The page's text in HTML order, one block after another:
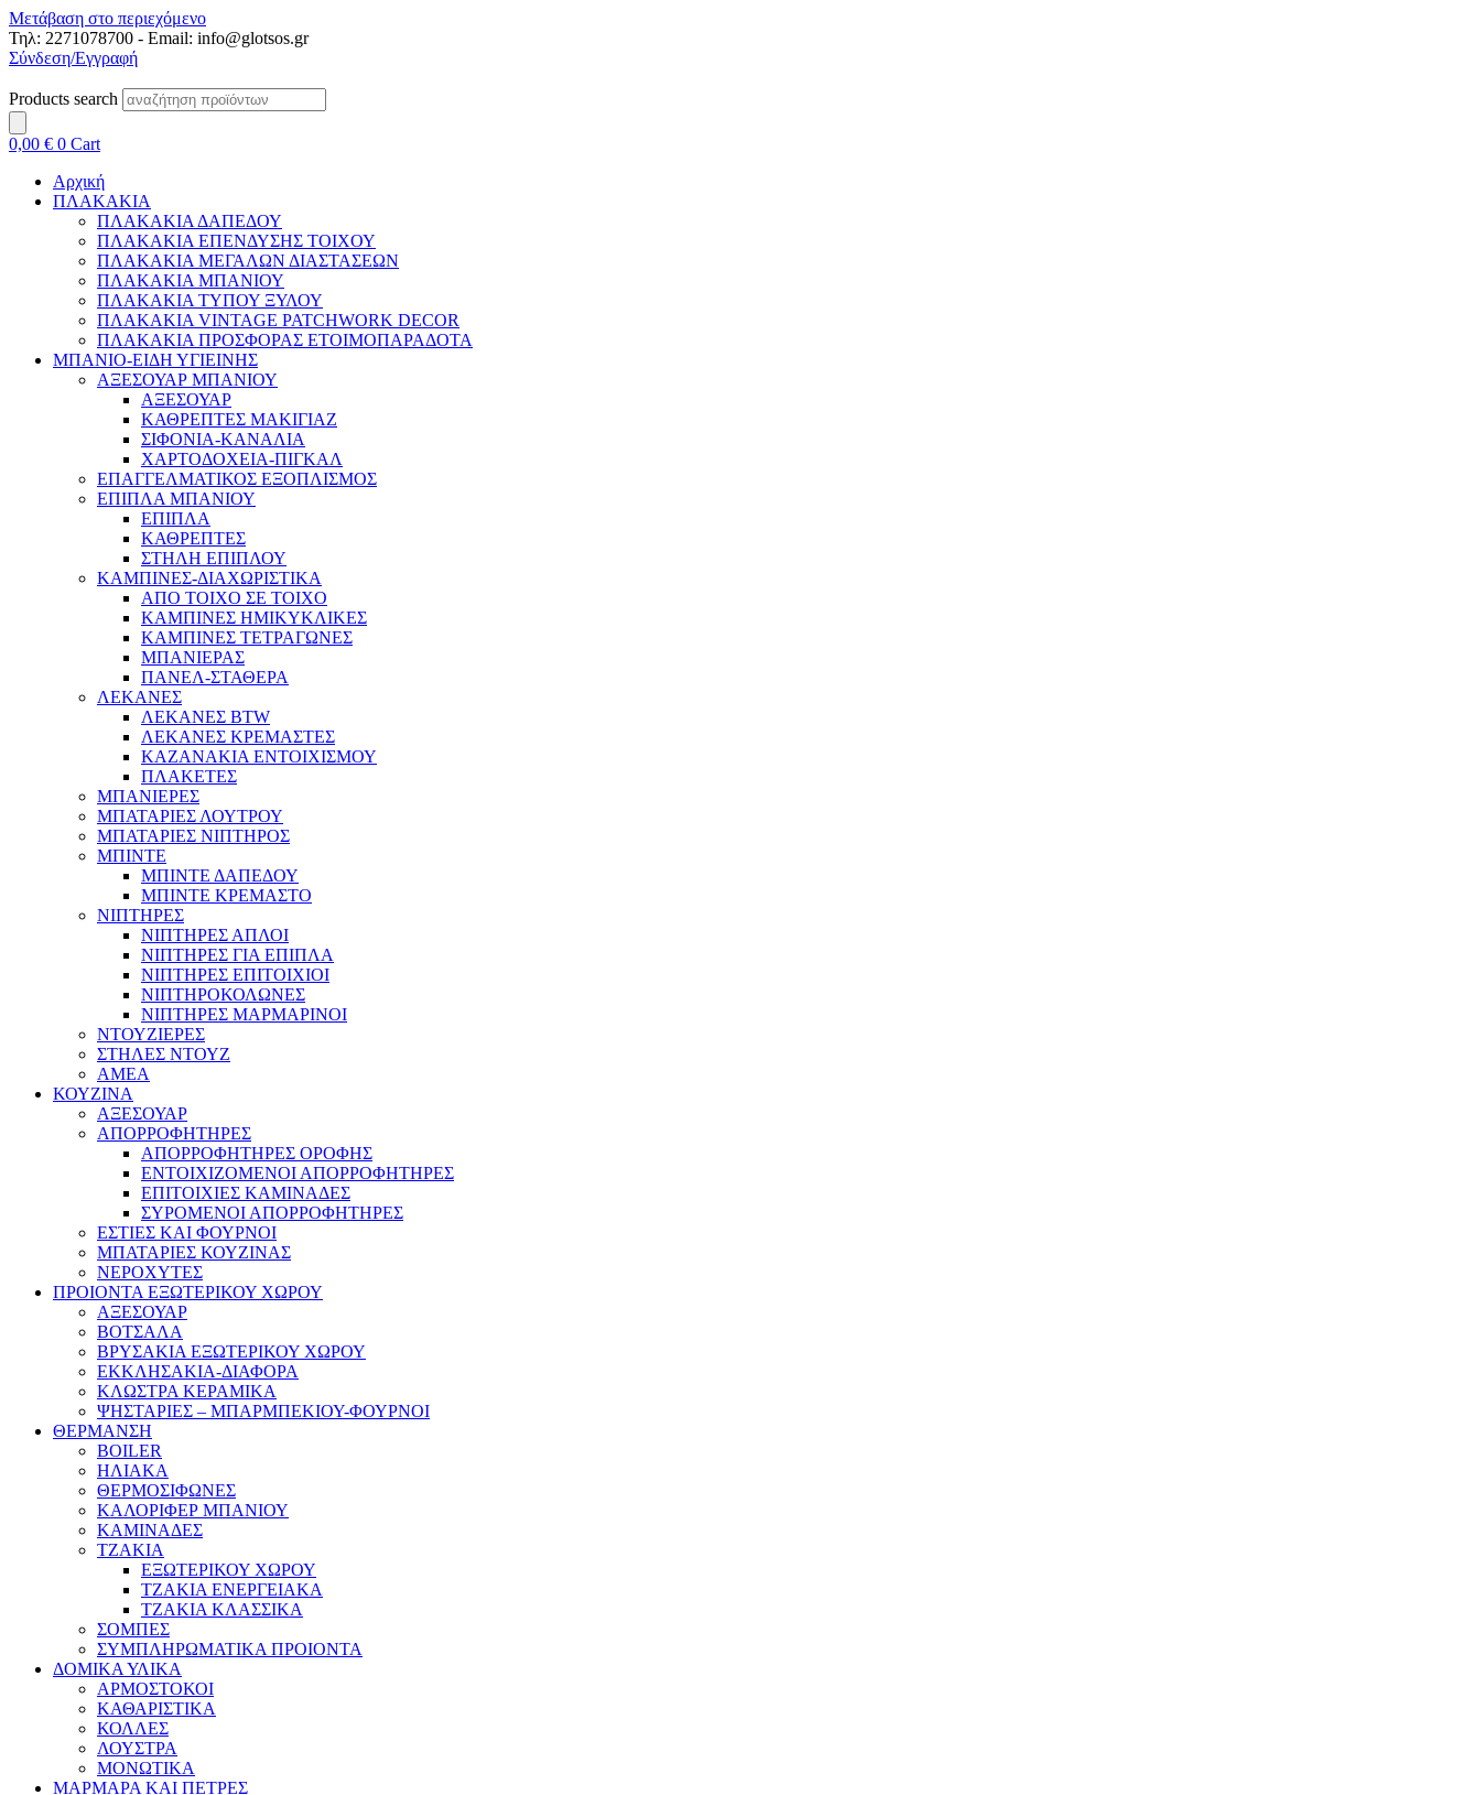
Μετάβαση στο περιεχόμενο
Τηλ: 2271078700 - Email: info@glotsos.gr
Σύνδεση/Εγγραφή
Products search
0,00 € 0 Cart
Αρχική
ΠΛΑΚΑΚΙΑ
ΠΛΑΚΑΚΙΑ ΔΑΠΕΔΟΥ
ΠΛΑΚΑΚΙΑ ΕΠΕΝΔΥΣΗΣ ΤΟΙΧΟΥ
ΠΛΑΚΑΚΙΑ ΜΕΓΑΛΩΝ ΔΙΑΣΤΑΣΕΩΝ
ΠΛΑΚΑΚΙΑ ΜΠΑΝΙΟΥ
ΠΛΑΚΑΚΙΑ ΤΥΠΟΥ ΞΥΛΟΥ
ΠΛΑΚΑΚΙΑ VINTAGE PATCHWORK DECOR
ΠΛΑΚΑΚΙΑ ΠΡΟΣΦΟΡΑΣ ΕΤΟΙΜΟΠΑΡΑΔΟΤΑ
ΜΠΑΝΙΟ-ΕΙΔΗ ΥΓΙΕΙΝΗΣ
ΑΞΕΣΟΥΑΡ ΜΠΑΝΙΟΥ
ΑΞΕΣΟΥΑΡ
ΚΑΘΡΕΠΤΕΣ ΜΑΚΙΓΙΑΖ
ΣΙΦΟΝΙΑ-ΚΑΝΑΛΙΑ
ΧΑΡΤΟΔΟΧΕΙΑ-ΠΙΓΚΑΛ
ΕΠΑΓΓΕΛΜΑΤΙΚΟΣ ΕΞΟΠΛΙΣΜΟΣ
ΕΠΙΠΛΑ ΜΠΑΝΙΟΥ
ΕΠΙΠΛΑ
ΚΑΘΡΕΠΤΕΣ
ΣΤΗΛΗ ΕΠΙΠΛΟΥ
ΚΑΜΠΙΝΕΣ-ΔΙΑΧΩΡΙΣΤΙΚΑ
ΑΠΟ ΤΟΙΧΟ ΣΕ ΤΟΙΧΟ
ΚΑΜΠΙΝΕΣ ΗΜΙΚΥΚΛΙΚΕΣ
ΚΑΜΠΙΝΕΣ ΤΕΤΡΑΓΩΝΕΣ
ΜΠΑΝΙΕΡΑΣ
ΠΑΝΕΛ-ΣΤΑΘΕΡΑ
ΛΕΚΑΝΕΣ
ΛΕΚΑΝΕΣ BTW
ΛΕΚΑΝΕΣ ΚΡΕΜΑΣΤΕΣ
ΚΑΖΑΝΑΚΙΑ ΕΝΤΟΙΧΙΣΜΟΥ
ΠΛΑΚΕΤΕΣ
ΜΠΑΝΙΕΡΕΣ
ΜΠΑΤΑΡΙΕΣ ΛΟΥΤΡΟΥ
ΜΠΑΤΑΡΙΕΣ ΝΙΠΤΗΡΟΣ
ΜΠΙΝΤΕ
ΜΠΙΝΤΕ ΔΑΠΕΔΟΥ
ΜΠΙΝΤΕ ΚΡΕΜΑΣΤΟ
ΝΙΠΤΗΡΕΣ
ΝΙΠΤΗΡΕΣ ΑΠΛΟΙ
ΝΙΠΤΗΡΕΣ ΓΙΑ ΕΠΙΠΛΑ
ΝΙΠΤΗΡΕΣ ΕΠΙΤΟΙΧΙΟΙ
ΝΙΠΤΗΡΟΚΟΛΩΝΕΣ
ΝΙΠΤΗΡΕΣ ΜΑΡΜΑΡΙΝΟΙ
ΝΤΟΥΖΙΕΡΕΣ
ΣΤΗΛΕΣ ΝΤΟΥΖ
ΑΜΕΑ
ΚΟΥΖΙΝΑ
ΑΞΕΣΟΥΑΡ
ΑΠΟΡΡΟΦΗΤΗΡΕΣ
ΑΠΟΡΡΟΦΗΤΗΡΕΣ ΟΡΟΦΗΣ
ΕΝΤΟΙΧΙΖΟΜΕΝΟΙ ΑΠΟΡΡΟΦΗΤΗΡΕΣ
ΕΠΙΤΟΙΧΙΕΣ ΚΑΜΙΝΑΔΕΣ
ΣΥΡΟΜΕΝΟΙ ΑΠΟΡΡΟΦΗΤΗΡΕΣ
ΕΣΤΙΕΣ ΚΑΙ ΦΟΥΡΝΟΙ
ΜΠΑΤΑΡΙΕΣ ΚΟΥΖΙΝΑΣ
ΝΕΡΟΧΥΤΕΣ
ΠΡΟΙΟΝΤΑ ΕΞΩΤΕΡΙΚΟΥ ΧΩΡΟΥ
ΑΞΕΣΟΥΑΡ
ΒΟΤΣΑΛΑ
ΒΡΥΣΑΚΙΑ ΕΞΩΤΕΡΙΚΟΥ ΧΩΡΟΥ
ΕΚΚΛΗΣΑΚΙΑ-ΔΙΑΦΟΡΑ
ΚΛΩΣΤΡΑ ΚΕΡΑΜΙΚΑ
ΨΗΣΤΑΡΙΕΣ – ΜΠΑΡΜΠΕΚΙΟΥ-ΦΟΥΡΝΟΙ
ΘΕΡΜΑΝΣΗ
BOILER
ΗΛΙΑΚΑ
ΘΕΡΜΟΣΙΦΩΝΕΣ
ΚΑΛΟΡΙΦΕΡ ΜΠΑΝΙΟΥ
ΚΑΜΙΝΑΔΕΣ
ΤΖΑΚΙΑ
ΕΞΩΤΕΡΙΚΟΥ ΧΩΡΟΥ
ΤΖΑΚΙΑ ΕΝΕΡΓΕΙΑΚΑ
ΤΖΑΚΙΑ ΚΛΑΣΣΙΚΑ
ΣΟΜΠΕΣ
ΣΥΜΠΛΗΡΩΜΑΤΙΚΑ ΠΡΟΙΟΝΤΑ
ΔΟΜΙΚΑ ΥΛΙΚΑ
ΑΡΜΟΣΤΟΚΟΙ
ΚΑΘΑΡΙΣΤΙΚΑ
ΚΟΛΛΕΣ
ΛΟΥΣΤΡΑ
ΜΟΝΩΤΙΚΑ
ΜΑΡΜΑΡΑ ΚΑΙ ΠΕΤΡΕΣ